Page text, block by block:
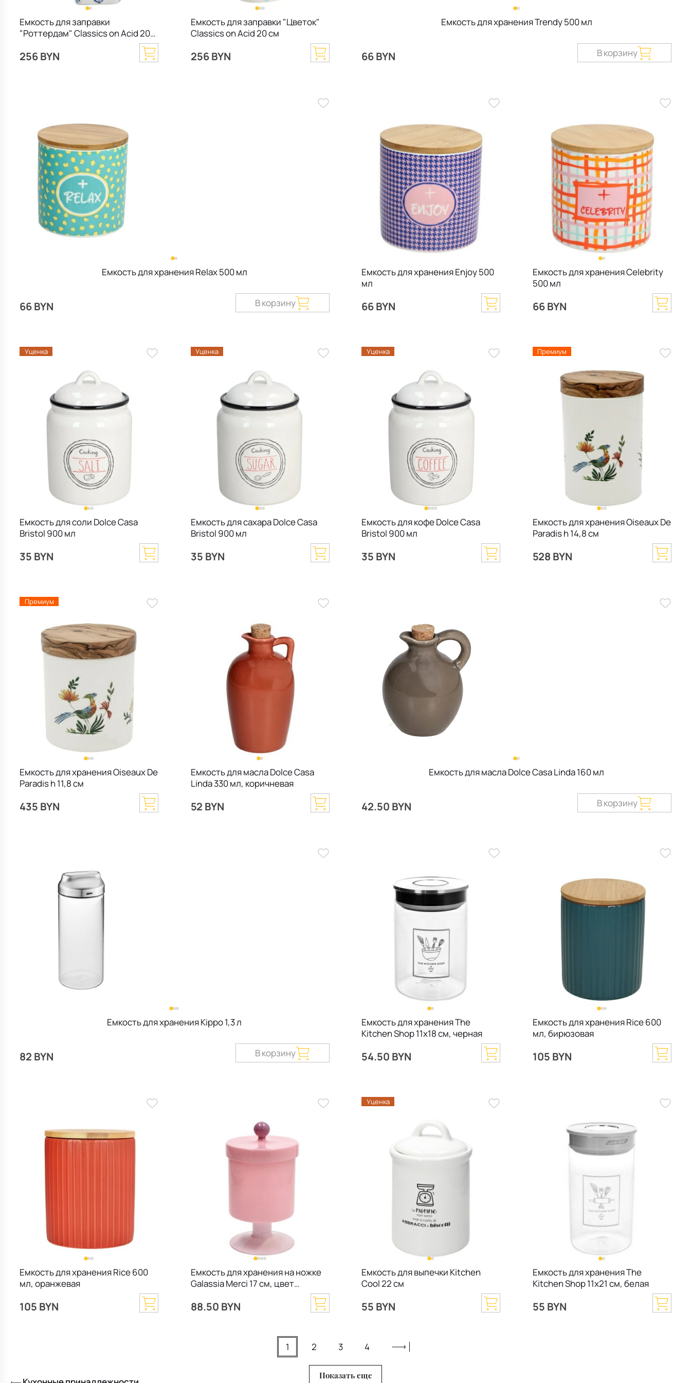
Емкость для заправки
"Роттердам" Classics on Acid 20,8
256 BYN
Емкость для заправки "Цветок"
Classics on Acid 20 см
256 BYN
Емкость для хранения Trendy 500 мл
66 BYN В корзину
Емкость для хранения Relax 500 мл
66 BYN В корзину
Емкость для хранения Enjoy 500
мл
66 BYN
Емкость для хранения Celebrity
500 мл
66 BYN
Уценка
Емкость для соли Dolce Casa
Bristol 900 мл
35 BYN
Уценка
Емкость для сахара Dolce Casa
Bristol 900 мл
35 BYN
Уценка
Емкость для кофе Dolce Casa
Bristol 900 мл
35 BYN
Премиум
Емкость для хранения Oiseaux De
Paradis h 14,8 см
528 BYN
Премиум
Емкость для хранения Oiseaux De
Paradis h 11,8 см
435 BYN
Емкость для масла Dolce Casa
Linda 330 мл, коричневая
52 BYN
Емкость для масла Dolce Casa Linda 160 мл
42.50 BYN В корзину
Емкость для хранения Kippo 1,3 л
82 BYN В корзину
Емкость для хранения The
Kitchen Shop 11х18 см, черная
54.50 BYN
Емкость для хранения Rice 600
мл, бирюзовая
105 BYN
Емкость для хранения Rice 600
мл, оранжевая
105 BYN
Емкость для хранения на ножке
Galassia Merci 17 см, цвет
88.50 BYN
Уценка
Емкость для выпечки Kitchen
Cool 22 см
55 BYN
Емкость для хранения The
Kitchen Shop 11х21 см, белая
55 BYN
1 2 3 4
Показать еще